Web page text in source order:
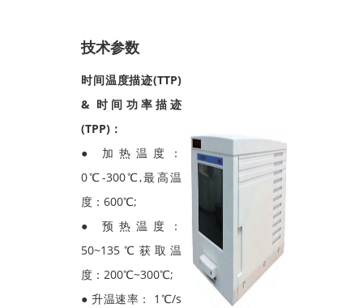
技术参数
时间温度描迹(TTP)
& 时间功率描迹
(TPP)：
● 加热温度：
0℃-300℃,最高温
度：600℃;
● 预热温度：
50~135℃获取温
度：200℃~300℃;
● 升温速率： 1℃/s